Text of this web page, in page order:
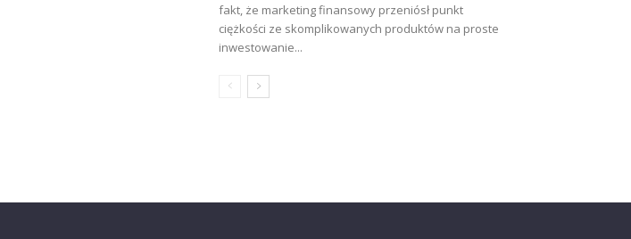
fakt, że marketing finansowy przeniósł punkt
ciężkości ze skomplikowanych produktów na proste
inwestowanie...